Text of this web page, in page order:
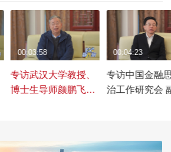
专访武汉大学教授、
博士生导师颜鹏飞，
00:03:58
专访中国金融
治工作研究会
00:04:23